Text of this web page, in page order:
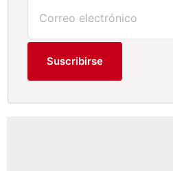
Suscribirse